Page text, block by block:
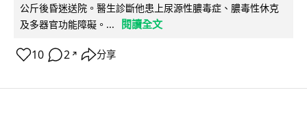
公斤後昏迷送院。醫生診斷他患上尿源性膿毒症、膿毒性休克
及多器官功能障礙。...
閱讀全文
10 2 ↗ 分享